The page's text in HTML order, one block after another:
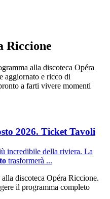
Riccione
alla discoteca Opéra
aggiornato e ricco di
a farti vivere momenti
2026. Ticket Tavoli
incredibile della riviera. La
trasformerà ...
discoteca Opéra Riccione.
il programma completo